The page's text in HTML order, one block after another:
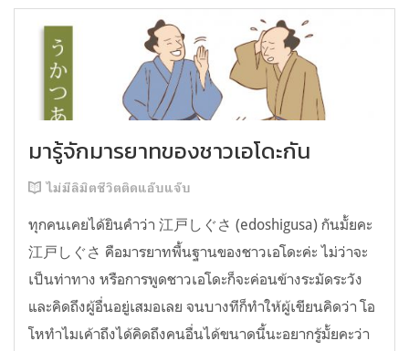
มารู้จักมารยาทของชาวเอโดะกัน
ไม่มีลิมิตชีวิตติดแอ๊บแจ๊บ
ทุกคนเคยได้ยินคำว่า 江戸しぐさ (edoshigusa) กันมั้ยคะ
江戸しぐさ คือมารยาทพื้นฐานของชาวเอโดะค่ะ ไม่ว่าจะ
เป็นท่าทาง หรือการพูดชาวเอโดะก็จะค่อนข้างระมัดระวัง
และคิดถึงผู้อื่นอยู่เสมอเลย จนบางทีก็ทำให้ผู้เขียนคิดว่า โอ
โหทำไมเค้าถึงได้คิดถึงคนอื่นได้ขนาดนี้นะอยากรู้มั้ยคะว่า